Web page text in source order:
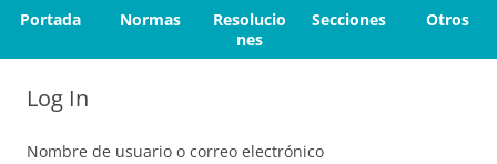
Portada Normas
Resolucio
nes
Secciones Otros
Log In
Nombre de usuario o correo electrónico